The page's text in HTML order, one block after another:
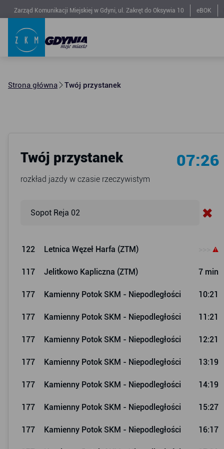
Zarząd Komunikacji Miejskiej w Gdyni, ul. Zakręt do Oksywia 10 eBOK
Strona główna Twój przystanek
Twój przystanek 07:26
rozkład jazdy w czasie rzeczywistym
122 Letnica Węzeł Harfa (ZTM)
117 Jelitkowo Kapliczna (ZTM) 7 min
177 Kamienny Potok SKM - Niepodległości 10:21
177 Kamienny Potok SKM - Niepodległości 11:21
177 Kamienny Potok SKM - Niepodległości 12:21
177 Kamienny Potok SKM - Niepodległości 13:19
177 Kamienny Potok SKM - Niepodległości 14:19
177 Kamienny Potok SKM - Niepodległości 15:27
177 Kamienny Potok SKM - Niepodległości 16:17